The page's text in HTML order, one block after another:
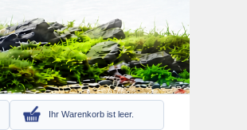
Ihr Warenkorb ist leer.